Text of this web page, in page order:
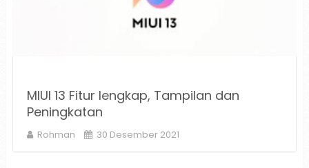
MIUI 13 Fitur lengkap, Tampilan dan
Peningkatan
Rohman 30 Desember 2021